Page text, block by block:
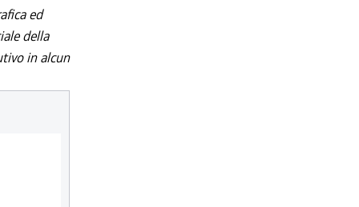
ed
della
in alcun